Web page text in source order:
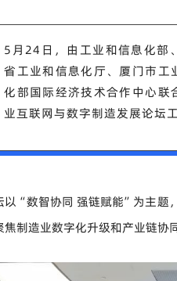
5月24日，由工业和信息化部
省工业和信息化厅、厦门市工
化部国际经济技术合作中心联
业互联网与数字制造发展论坛
以“数智协同 强链赋能”为主题
制造业数字化升级和产业链协